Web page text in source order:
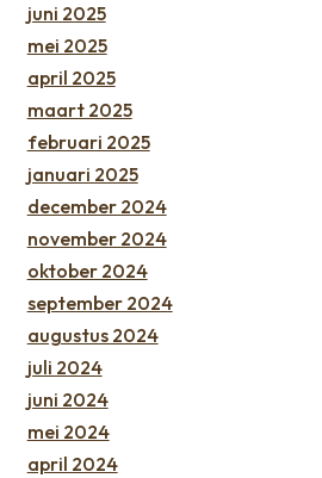
juni 2025
mei 2025
april 2025
maart 2025
februari 2025
januari 2025
december 2024
november 2024
oktober 2024
september 2024
augustus 2024
juli 2024
juni 2024
mei 2024
april 2024